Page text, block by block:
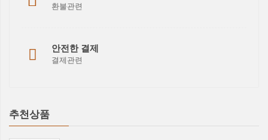
환불관련
안전한 결제
결제관련
추천상품